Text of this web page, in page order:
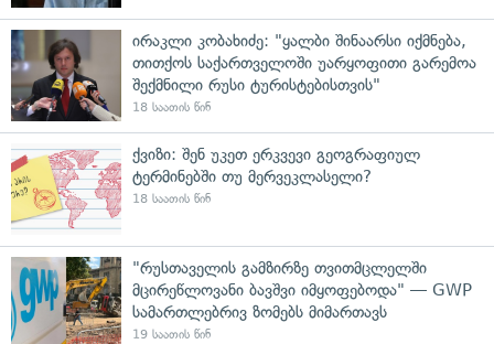
ირაკლი კობახიძე: "ყალბი შინაარსი იქმნება,
თითქოს საქართველოში უარყოფითი გარემოა
შექმნილი რუსი ტურისტებისთვის"
18 საათის წინ
ქვიზი: შენ უკეთ ერკვევი გეოგრაფიულ
ტერმინებში თუ მერვეკლასელი?
18 საათის წინ
"რუსთაველის გამზირზე თვითმცლელში
მცირეწლოვანი ბავშვი იმყოფებოდა" — GWP
სამართლებრივ ზომებს მიმართავს
19 საათის წინ